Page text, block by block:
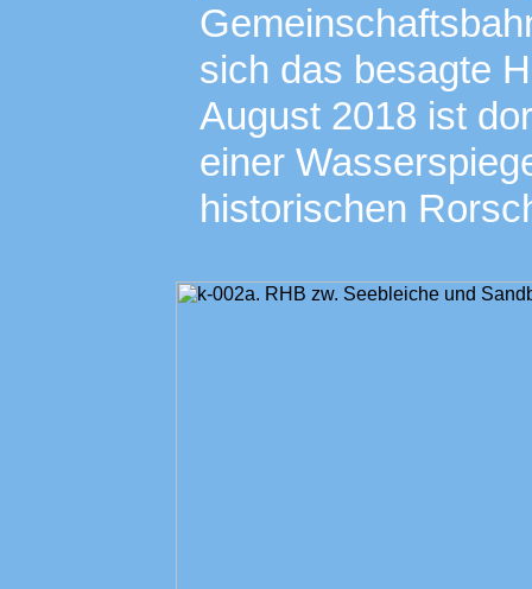
sich das besagte
August 2018 ist
einer
historischen